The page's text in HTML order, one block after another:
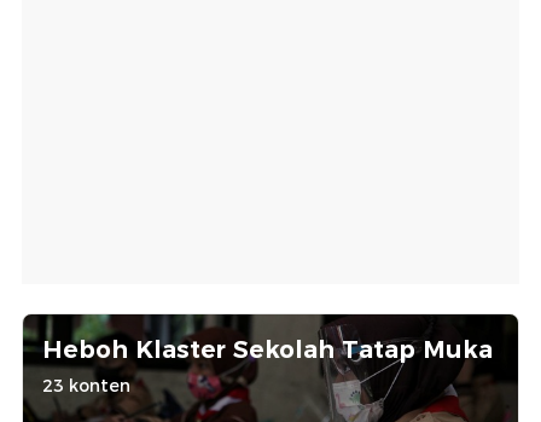
Heboh Klaster Sekolah Tatap Muka
23 konten